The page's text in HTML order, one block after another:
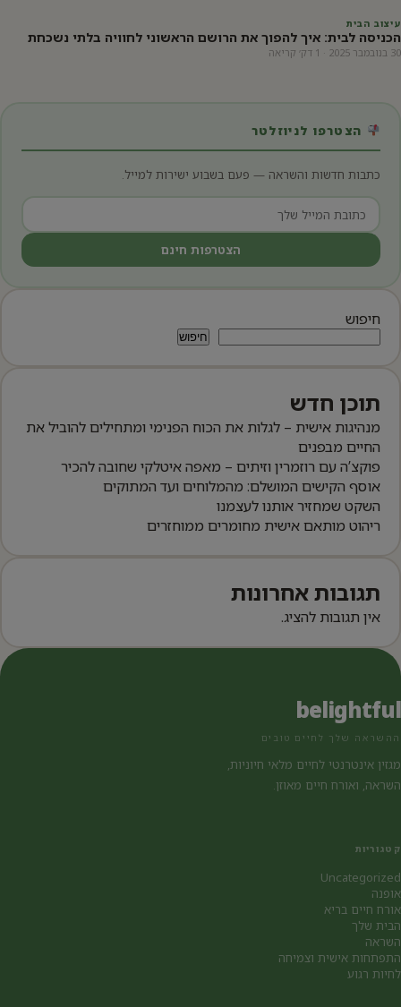
עיצוב הבית
הכניסה לבית: איך להפוך את הרושם הראשוני לחוויה בלתי נשכחת
30 בנובמבר 2025 · 1 דק׳ קריאה
הצטרפו לניוזלטר
כתבות חדשות והשראה — פעם בשבוע ישירות למייל.
הצטרפות חינם
חיפוש
חיפוש
תוכן חדש
מנהיגות אישית – לגלות את הכוח הפנימי ומתחילים להוביל את
החיים מבפנים
פוקצ’ה עם רוזמרין וזיתים – מאפה איטלקי שחובה להכיר
אוסף הקישים המושלם: מהמלוחים ועד המתוקים
השקט שמחזיר אותנו לעצמנו
ריהוט מותאם אישית מחומרים ממוחזרים
תגובות אחרונות
אין תגובות להציג.
belightful
ההשראה שלך לחיים טובים
מגזין אינטרנטי לחיים מלאי חיוניות,
השראה, ואורח חיים מאוזן.
קטגוריות
Uncategorized
אופנה
אורח חיים בריא
הבית שלך
השראה
התפתחות אישית וצמיחה
לחיות רגוע